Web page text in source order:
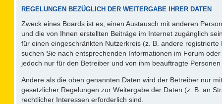
REGELUNGEN BEZÜGLICH DER WEITERGABE IHRER DATEN
Zweck eines Boards ist es, einen Austausch mit anderen
und die von Ihnen erstellten Beiträge im Internet zugänglich
für einen eingeschränkten Nutzerkreis (z. B. andere
suchen Sie nach entsprechenden Informationen im Forum
jedoch nur für den Betreiber und von ihm beauftragte
Andere als die oben genannten Daten wird der Betreiber nur
gesetzlicher Regelungen zur Weitergabe der Daten (z. B. an
rechtlicher Interessen erforderlich sind.